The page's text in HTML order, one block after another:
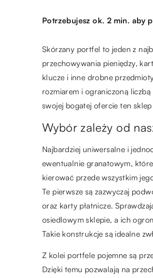
Potrzebujesz ok. 2 min. aby
Skórzany portfel to jeden z
przechowywania pieniędzy,
klucze i inne drobne
rozmiarem i ograniczoną
swojej bogatej ofercie ten
Wybór zależy od
Najbardziej uniwersalne i
ewentualnie granatowym,
kierować przede wszystkim
Te pierwsze są zazwyczaj
oraz karty płatnicze.
osiedlowym sklepie, a ich
Takie konstrukcje są idealne
Z kolei portfele pojemne są
Dzięki temu pozwalają na